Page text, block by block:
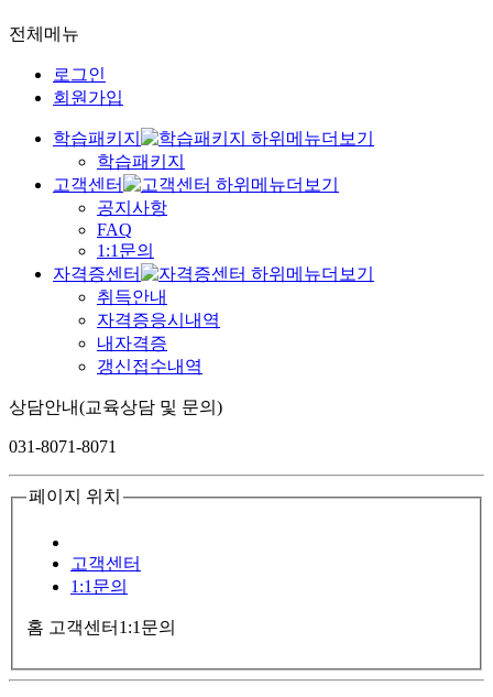
전체메뉴
로그인
회원가입
학습패키지
학습패키지
고객센터
공지사항
FAQ
1:1문의
자격증센터
취득안내
자격증응시내역
내자격증
갱신접수내역
상담안내(교육상담 및 문의)
031-8071-8071
페이지 위치
고객센터
1:1문의
홈 고객센터 1:1문의